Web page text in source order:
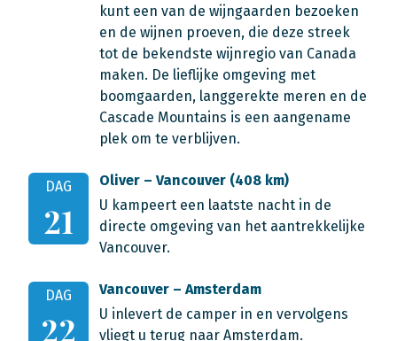
kunt een van de wijngaarden bezoeken
en de wijnen proeven, die deze streek
tot de bekendste wijnregio van Canada
maken. De lieflijke omgeving met
boomgaarden, langgerekte meren en de
Cascade Mountains is een aangename
plek om te verblijven.
DAG
21
Oliver – Vancouver (408 km)
U kampeert een laatste nacht in de
directe omgeving van het aantrekkelijke
Vancouver.
DAG
22
Vancouver – Amsterdam
U inlevert de camper in en vervolgens
vliegt u terug naar Amsterdam.